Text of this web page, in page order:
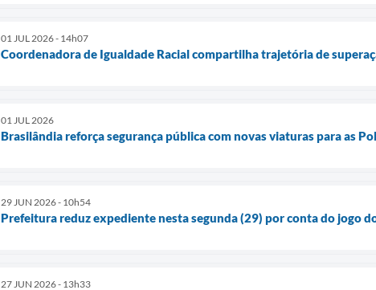
01 JUL 2026 - 14h07
Coordenadora de Igualdade Racial compartilha trajetória de
01 JUL 2026
Brasilândia reforça segurança pública com novas viaturas para as
29 JUN 2026 - 10h54
Prefeitura reduz expediente nesta segunda (29) por conta do jogo
27 JUN 2026 - 13h33